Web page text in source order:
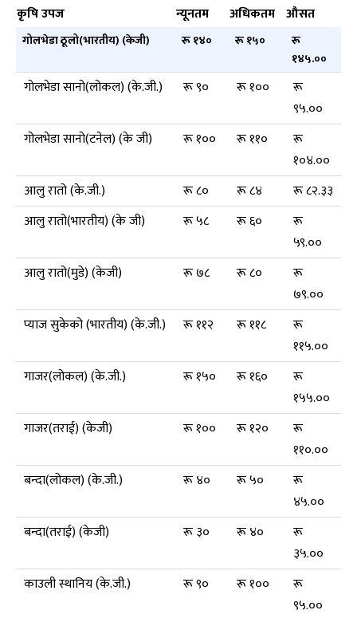
कृषि उपज न्यूनतम अधिकतम औसत
गोलभेडा ठूलो(भारतीय) (केजी) रू १४० रू १५०
रू
१४५.००
गोलभेडा सानो(लोकल) (के.जी.) रू ९० रू १००
रू
९५.००
गोलभेडा सानो(टनेल) (के जी)
रू १०० रू ११०
रू
१०४.००
आलु रातो (के.जी.)
रू ८० रू ८४
रू ८२.३३
आलु रातो(भारतीय) (के जी)
रू ५८ रू ६०
रू
५९.००
आलु रातो(मुडे) (केजी)
रू ७८ रू ८०
रू
७९.००
प्याज सुकेको (भारतीय) (के.जी.)
रू ११२ रू ११८
रू
११५.००
गाजर(लोकल) (के.जी.)
रू १५० रू १६०
रू
१५५.००
गाजर(तराई) (केजी)
रू १०० रू १२०
रू
११०.००
बन्दा(लोकल) (के.जी.)
रू ४० रू ५०
रू
४५.००
बन्दा(तराई) (केजी)
रू ३० रू ४०
रू
३५.००
काउली स्थानिय (के.जी.)
रू ९० रू १००
रू
९५.००